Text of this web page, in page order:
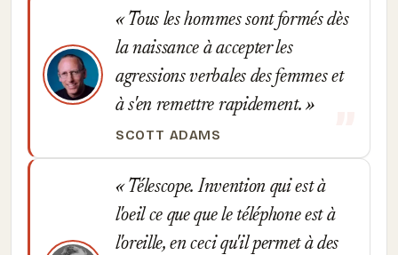
Tous les hommes sont formés dès
la naissance à accepter les
agressions verbales des femmes et
à s'en remettre rapidement.
SCOTT ADAMS
Télescope. Invention qui est à
l'oeil ce que que le téléphone est à
l'oreille, en ceci qu'il permet à des